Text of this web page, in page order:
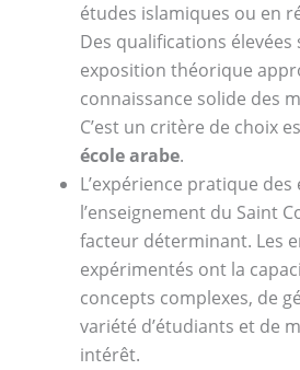
études islamiques ou en
Des qualifications élevées
exposition théorique
connaissance solide des
C’est un critère de choix
école arabe.
L’expérience pratique
l’enseignement du Saint
facteur déterminant. Les
expérimentés ont la
concepts complexes, de
variété d’étudiants et de
intérêt.